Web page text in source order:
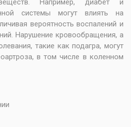
Например, диабет и
системы могут влиять на
вероятность воспалений и
Нарушение кровообращения, а
такие как подагра, могут
в том числе в коленном